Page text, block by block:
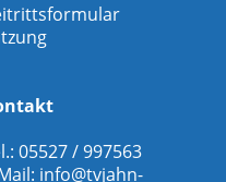
05527 / 997563
info@tvjahn-